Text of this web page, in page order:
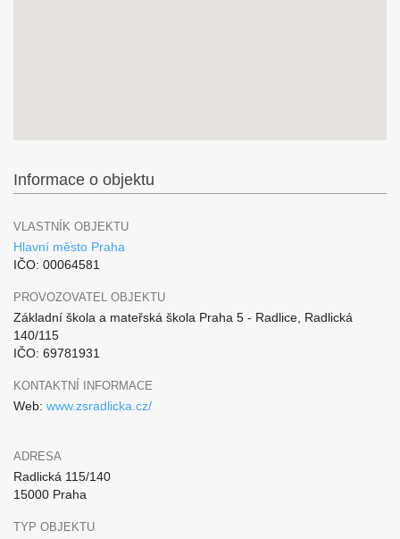
Informace o objektu
VLASTNÍK OBJEKTU
Hlavní město Praha
IČO: 00064581
PROVOZOVATEL OBJEKTU
Základní škola a mateřská škola Praha 5 - Radlice, Radlická
140/115
IČO: 69781931
KONTAKTNÍ INFORMACE
Web: www.zsradlicka.cz/
ADRESA
Radlická 115/140
15000 Praha
TYP OBJEKTU